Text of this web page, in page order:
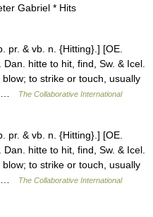
Gabriel * Hits
pr. & vb. n. {Hitting}.] [OE.
hitte to hit, find, Sw. & Icel.
to strike or touch, usually
…
The Collaborative International
pr. & vb. n. {Hitting}.] [OE.
hitte to hit, find, Sw. & Icel.
to strike or touch, usually
…
The Collaborative International